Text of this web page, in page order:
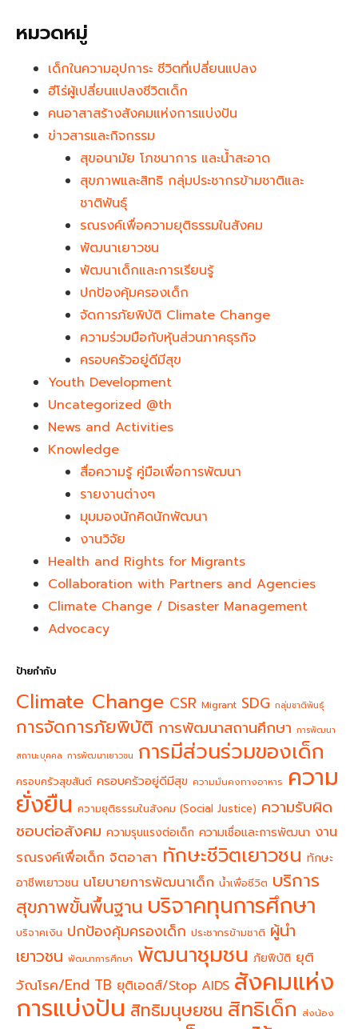
หมวดหมู่
เด็กในความอุปการะ ชีวิตที่เปลี่ยนแปลง
ฮีโร่ผู้เปลี่ยนแปลงชีวิตเด็ก
คนอาสาสร้างสังคมแห่งการแบ่งปัน
ข่าวสารและกิจกรรม
สุขอนามัย โภชนาการ และน้ำสะอาด
สุขภาพและสิทธิ กลุ่มประชากรข้ามชาติและ
ชาติพันธุ์
รณรงค์เพื่อความยุติธรรมในสังคม
พัฒนาเยาวชน
พัฒนาเด็กและการเรียนรู้
ปกป้องคุ้มครองเด็ก
จัดการภัยพิบัติ Climate Change
ความร่วมมือกับหุ้นส่วนภาคธุรกิจ
ครอบครัวอยู่ดีมีสุข
Youth Development​
Uncategorized @th
News and Activities
Knowledge
สื่อความรู้ คู่มือเพื่อการพัฒนา
รายงานต่างๆ
มุมมองนักคิดนักพัฒนา
งานวิจัย
Health and Rights for Migrants
Collaboration with Partners and Agencies
Climate Change / Disaster Management
Advocacy
ป้ายกำกับ
Climate Change CSR Migrant SDG กลุ่มชาติพันธุ์
การจัดการภัยพิบัติ การพัฒนาสถานศึกษา การพัฒนา
สถานะบุคคล การพัฒนาเยาวชน การมีส่วนร่วมของเด็ก
ครอบครัวสุขสันต์ ครอบครัวอยู่ดีมีสุข ความมั่นคงทางอาหาร ความ
ยั่งยืน ความยุติธรรมในสังคม (Social Justice) ความรับผิด
ชอบต่อสังคม ความรุนแรงต่อเด็ก ความเชื่อและการพัฒนา งาน
รณรงค์เพื่อเด็ก จิตอาสา ทักษะชีวิตเยาวชน ทักษะ
อาชีพเยาวชน นโยบายการพัฒนาเด็ก น้ำเพื่อชีวิต บริการ
สุขภาพขั้นพื้นฐาน บริจาคทุนการศึกษา
บริจาคเงิน ปกป้องคุ้มครองเด็ก ประชากรข้ามชาติ ผู้นำ
เยาวชน พัฒนาการศึกษา พัฒนาชุมชน ภัยพิบัติ ยุติ
วัณโรค/End TB ยุติเอดส์/Stop AIDS สังคมแห่ง
การแบ่งปัน สิทธิมนุษยชน สิทธิเด็ก ส่งน้อง